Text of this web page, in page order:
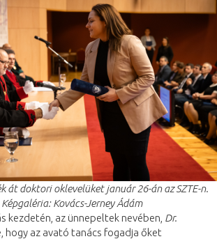
át doktori oklevelüket január 26-án az SZTE-n.
Képgaléria: Kovács-Jerney Ádám
kezdetén, az ünnepeltek nevében, Dr.
hogy az avató tanács fogadja őket